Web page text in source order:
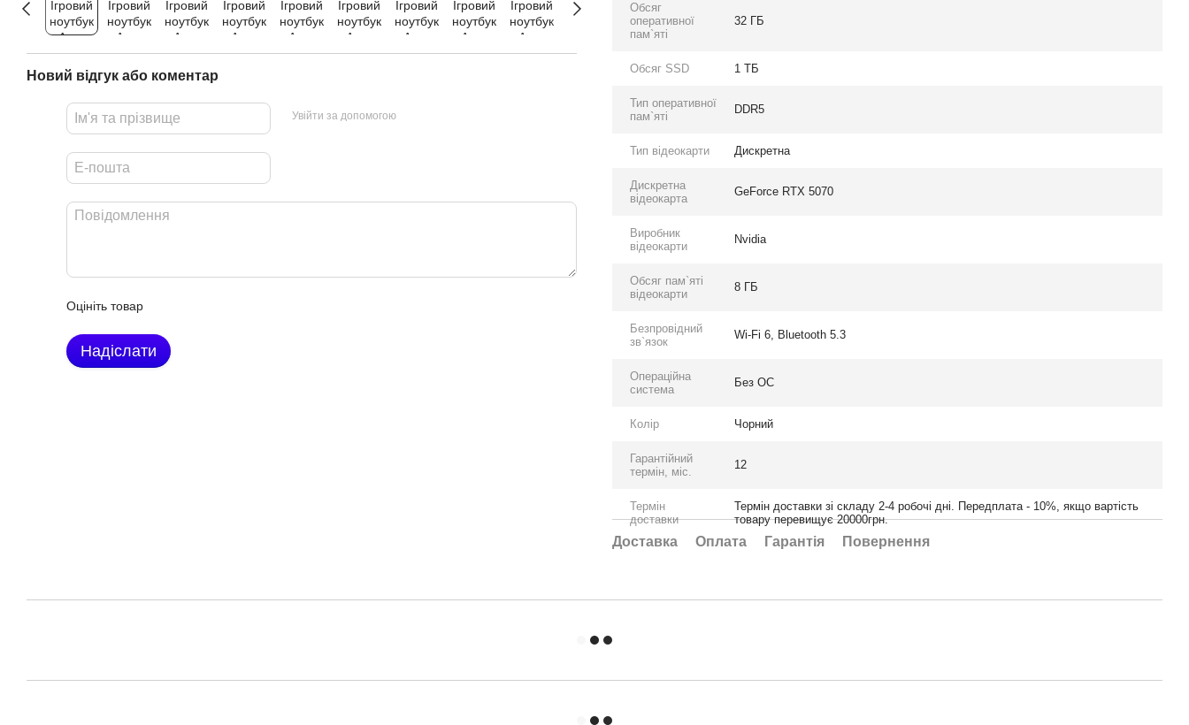
Новий відгук або коментар
Увійти за допомогою
Оцініть товар
Надіслати
Обсяг
оперативної
пам`яті
32 ГБ
Обсяг SSD 1 ТБ
Тип оперативної
пам`яті
DDR5
Тип відеокарти Дискретна
Дискретна
відеокарта
GeForce RTX 5070
Виробник
відеокарти
Nvidia
Обсяг пам`яті
відеокарти
8 ГБ
Безпровідний
зв`язок
Wi-Fi 6, Bluetooth 5.3
Операційна
система
Без ОС
Колір Чорний
Гарантійний
термін, міс.
12
Термін
доставки
Термін доставки зі складу 2-4 робочі дні. Передплата - 10%, якщо вартість
товару перевищує 20000грн.
Доставка Оплата Гарантія Повернення